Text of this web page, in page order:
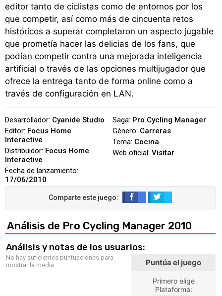
editor tanto de ciclistas como de entornos por los
que competir, así como más de cincuenta retos
históricos a superar completaron un aspecto jugable
que prometía hacer las delicias de los fans, que
podían competir contra una mejorada inteligencia
artificial o través de las opciones multijugador que
ofrece la entrega tanto de forma online como a
través de configuración en LAN.
Desarrollador: Cyanide Studio
Editor: Focus Home
Interactive
Distribuidor: Focus Home
Interactive
Fecha de lanzamiento:
17/06/2010
Saga: Pro Cycling Manager
Género: Carreras
Tema: Cocina
Web oficial: Visitar
Análisis de Pro Cycling Manager 2010
Análisis y notas de los usuarios:
No hay suficientes puntuaciones para
mostrar la media
Puntúa el juego
Primero elige
Plataforma: